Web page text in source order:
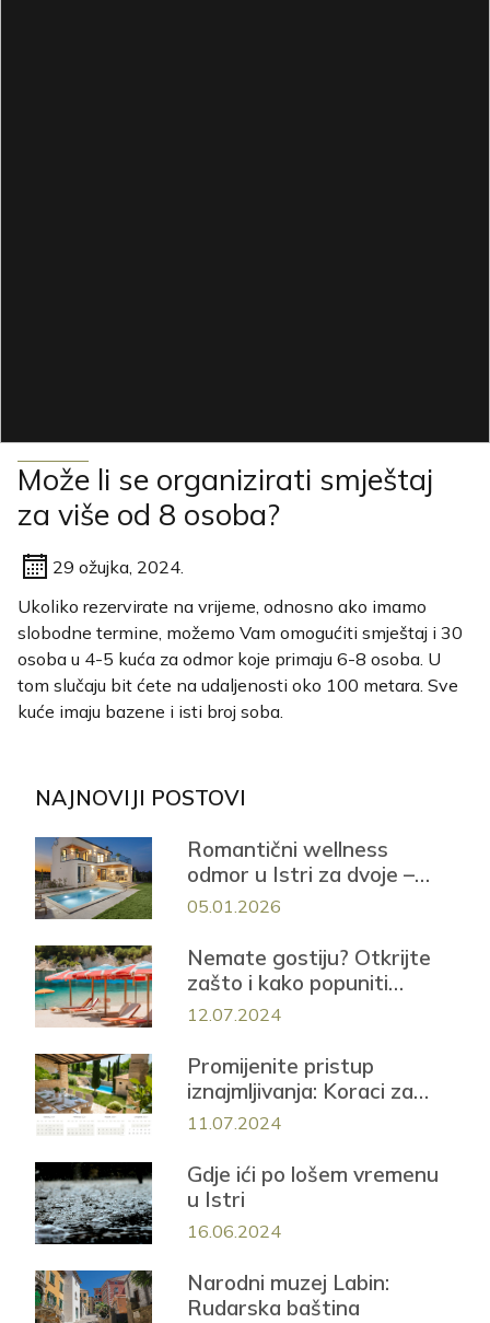
Može li se organizirati smještaj
za više od 8 osoba?
29 ožujka, 2024.
Ukoliko rezervirate na vrijeme, odnosno ako imamo
slobodne termine, možemo Vam omogućiti smještaj i 30
osoba u 4-5 kuća za odmor koje primaju 6-8 osoba. U
tom slučaju bit ćete na udaljenosti oko 100 metara. Sve
kuće imaju bazene i isti broj soba.
NAJNOVIJI POSTOVI
Romantični wellness
odmor u Istri za dvoje –
Casa Mayren s privatnom
05.01.2026
Nemate gostiju? Otkrijte
zašto i kako popuniti
smještaj iduće sezone!
12.07.2024
Promijenite pristup
iznajmljivanja: Koraci za
uspješnu sezonu
11.07.2024
Gdje ići po lošem vremenu
u Istri
16.06.2024
Narodni muzej Labin:
Rudarska baština